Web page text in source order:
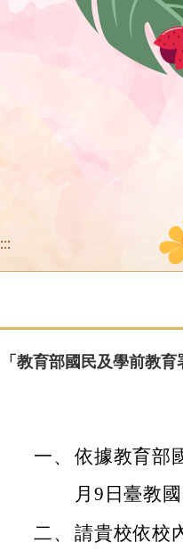
:::
「教育部國民及學前教
一、 依據教育部
月9日臺教
二、 請貴校依校